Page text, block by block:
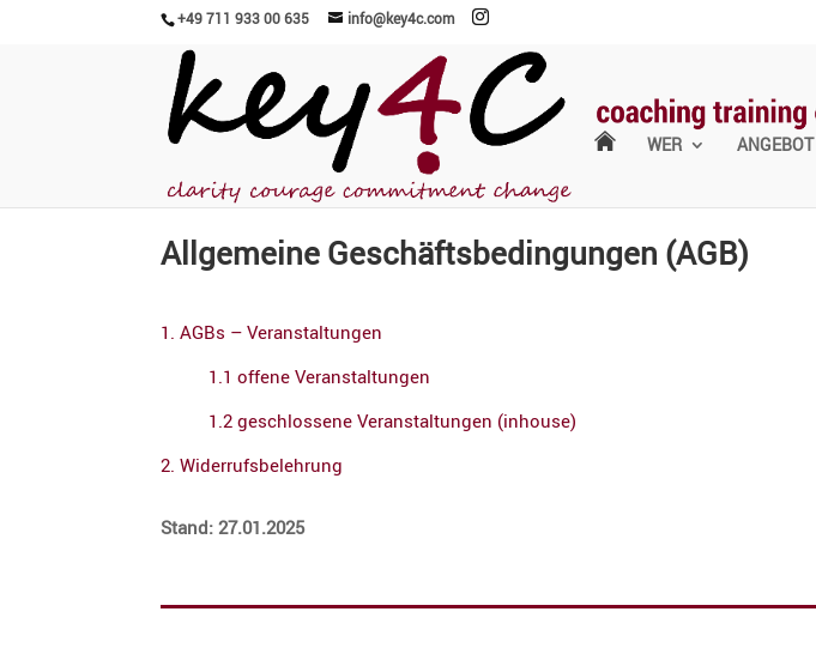
+49 711 933 00 635 info@key4c.com
WER ANGEBOT
Allge­meine Geschäfts­be­din­gungen (AGB)
1. AGBs – Veranstaltungen
1.1 offene Veranstaltungen
1.2 geschlos­sene Veran­stal­tungen (inhouse)
2. Wider­rufs­be­leh­rung
Stand: 27.01.2025